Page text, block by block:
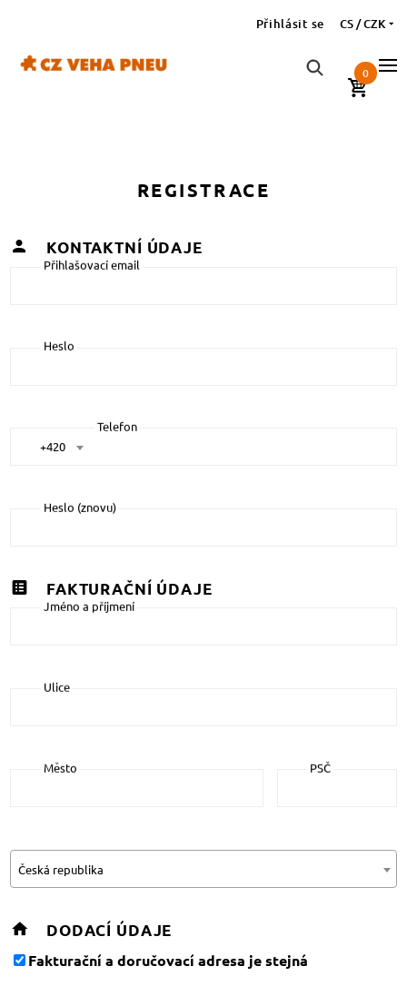
Přihlásit se CS / CZK
0
REGISTRACE
KONTAKTNÍ ÚDAJE
Přihlašovací email
Heslo
+420
Telefon
Heslo (znovu)
FAKTURAČNÍ ÚDAJE
Jméno a příjmení
Ulice
Město PSČ
Česká republika
DODACÍ ÚDAJE
Fakturační a doručovací adresa je stejná